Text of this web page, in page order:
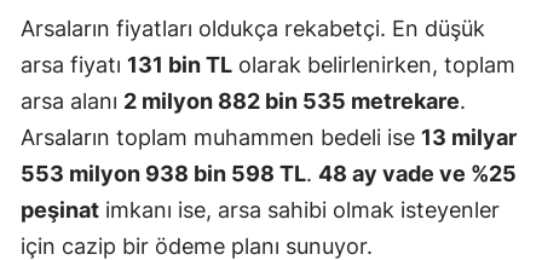
Arsaların fiyatları oldukça rekabetçi. En düşük
arsa fiyatı 131 bin TL olarak belirlenirken, toplam
arsa alanı 2 milyon 882 bin 535 metrekare.
Arsaların toplam muhammen bedeli ise 13 milyar
553 milyon 938 bin 598 TL. 48 ay vade ve %25
peşinat imkanı ise, arsa sahibi olmak isteyenler
için cazip bir ödeme planı sunuyor.